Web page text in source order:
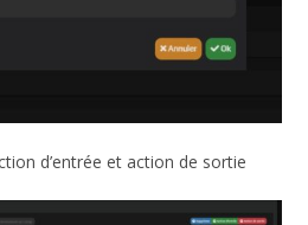
d’entrée et action de sortie